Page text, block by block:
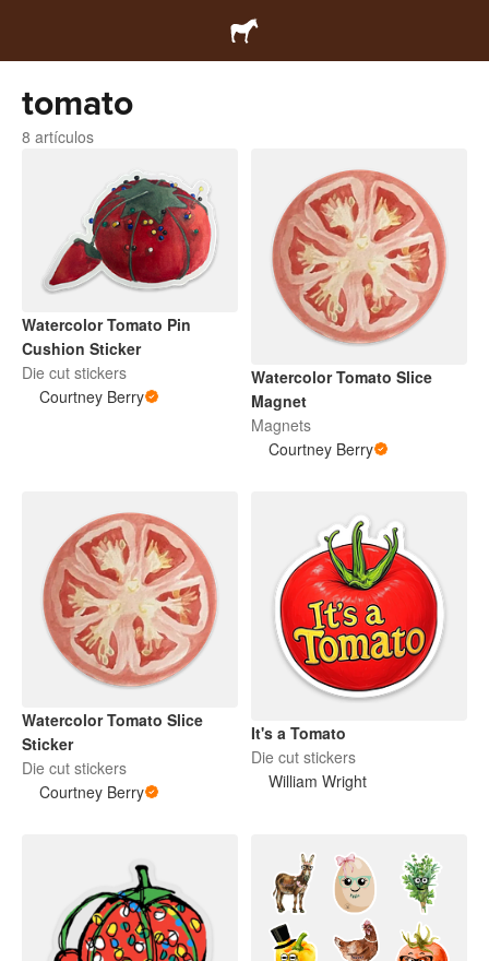
tomato
8 artículos
Watercolor Tomato Pin
Cushion Sticker
Die cut stickers
Courtney Berry
Watercolor Tomato Slice
Magnet
Magnets
Courtney Berry
Watercolor Tomato Slice
Sticker
Die cut stickers
Courtney Berry
It's a Tomato
Die cut stickers
William Wright